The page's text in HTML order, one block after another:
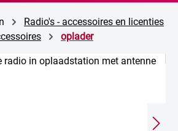
Radio's - accessoires en licenties
oplader